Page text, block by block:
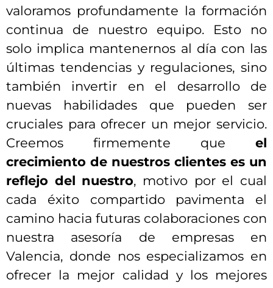
valoramos profundamente la formación
continua de nuestro equipo. Esto no
solo implica mantenernos al día con las
últimas tendencias y regulaciones, sino
también invertir en el desarrollo de
nuevas habilidades que pueden ser
cruciales para ofrecer un mejor servicio.
Creemos firmemente que el
crecimiento de nuestros clientes es un
reflejo del nuestro, motivo por el cual
cada éxito compartido pavimenta el
camino hacia futuras colaboraciones con
nuestra asesoría de empresas en
Valencia, donde nos especializamos en
ofrecer la mejor calidad y los mejores